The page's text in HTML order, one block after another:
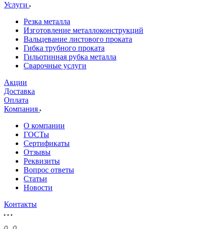
Услуги
Резка металла
Изготовление металлоконструкций
Вальцевание листового проката
Гибка трубного проката
Гильотинная рубка металла
Сварочные услуги
Акции
Доставка
Оплата
Компания
О компании
ГОСТы
Сертификаты
Отзывы
Реквизиты
Вопрос ответы
Статьи
Новости
Контакты